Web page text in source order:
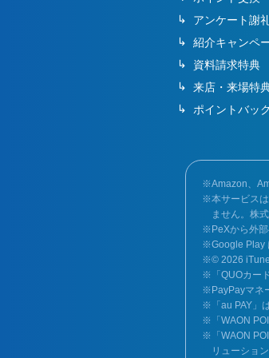
アンケート謝
紹介キャンペ
資料請求特典
来店・来場特
ポイントバック
Amazon、
本サービス
ません。株
PeXから外
Google Play
© 2026
「QUOカ
PayPayマネ
「au PAY」
「WAON
「WAON
リューショ